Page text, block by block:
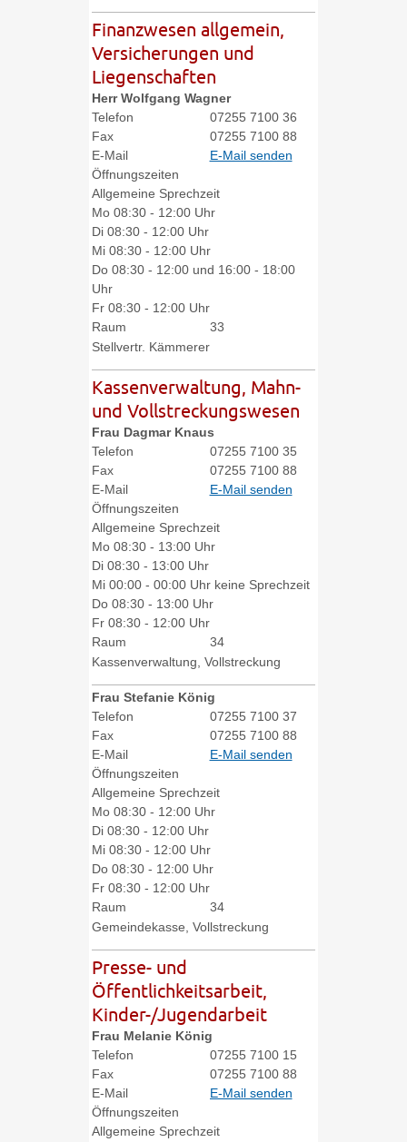
Finanzwesen allgemein,
Versicherungen und
Liegenschaften
Herr Wolfgang Wagner
Telefon
07255 7100 36
Fax
07255 7100 88
E-Mail
E-Mail senden
Öffnungszeiten
Allgemeine Sprechzeit
Mo 08:30 - 12:00 Uhr
Di 08:30 - 12:00 Uhr
Mi 08:30 - 12:00 Uhr
Do 08:30 - 12:00 und 16:00 - 18:00
Uhr
Fr 08:30 - 12:00 Uhr
Raum
33
Stellvertr. Kämmerer
Kassenverwaltung, Mahn-
und Vollstreckungswesen
Frau Dagmar Knaus
Telefon
07255 7100 35
Fax
07255 7100 88
E-Mail
E-Mail senden
Öffnungszeiten
Allgemeine Sprechzeit
Mo 08:30 - 13:00 Uhr
Di 08:30 - 13:00 Uhr
Mi 00:00 - 00:00 Uhr keine Sprechzeit
Do 08:30 - 13:00 Uhr
Fr 08:30 - 12:00 Uhr
Raum
34
Kassenverwaltung, Vollstreckung
Frau Stefanie König
Telefon
07255 7100 37
Fax
07255 7100 88
E-Mail
E-Mail senden
Öffnungszeiten
Allgemeine Sprechzeit
Mo 08:30 - 12:00 Uhr
Di 08:30 - 12:00 Uhr
Mi 08:30 - 12:00 Uhr
Do 08:30 - 12:00 Uhr
Fr 08:30 - 12:00 Uhr
Raum
34
Gemeindekasse, Vollstreckung
Presse- und
Öffentlichkeitsarbeit,
Kinder-/Jugendarbeit
Frau Melanie König
Telefon
07255 7100 15
Fax
07255 7100 88
E-Mail
E-Mail senden
Öffnungszeiten
Allgemeine Sprechzeit